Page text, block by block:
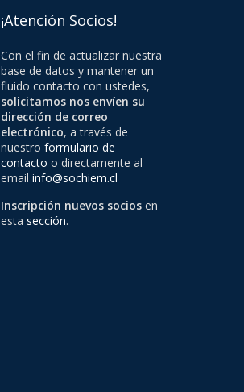
¡Atención Socios!
Con el fin de actualizar nuestra
base de datos y mantener un
fluido contacto con ustedes,
solicitamos nos envíen su
dirección de correo
electrónico, a través de
nuestro formulario de
contacto o directamente al
email info@sochiem.cl
Inscripción nuevos socios en
esta sección.